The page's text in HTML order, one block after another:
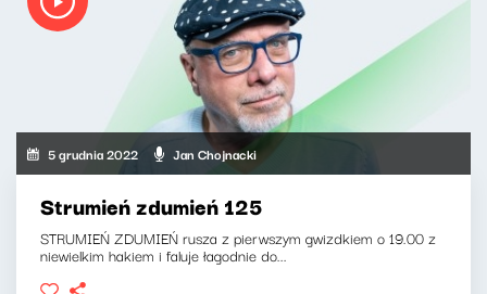
5 grudnia 2022 Jan Chojnacki
Strumień zdumień 125
STRUMIEŃ ZDUMIEŃ rusza z pierwszym gwizdkiem o 19.00 z
niewielkim hakiem i faluje łagodnie do...